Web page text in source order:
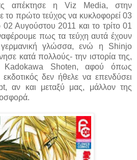
απέκτησε η Viz Media, στην
το πρώτο τεύχος να κυκλοφορεί 03
Αυγούστου 2011 και το τρίτο 01
πως τα τεύχη αυτά έχουν
γερμανική γλώσσα, ενώ η Shinjo
κατά πολλούς- την ιστορία της,
Shoten, αφού όπως
εκδοτικός δεν ήθελε να επενδύσει
αν και μεταξύ μας, μάλλον της